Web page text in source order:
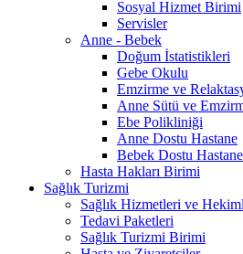
Sosyal Hizmet Birimi
Servisler
Anne - Bebek
Doğum İstatistikleri
Gebe Okulu
Emzirme ve
Anne Sütü ve
Ebe Polikliniği
Anne Dostu Hastane
Bebek Dostu Hastane
Hasta Hakları Birimi
Sağlık Turizmi
Sağlık Hizmetleri ve
Tedavi Paketleri
Sağlık Turizmi Birimi